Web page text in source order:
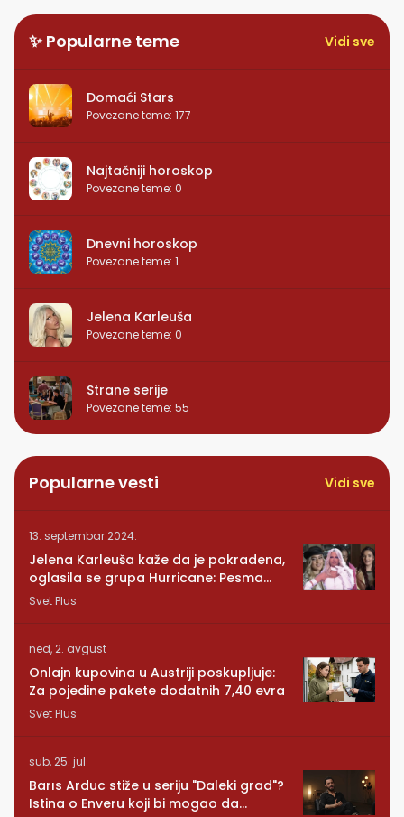
✨ Popularne teme Vidi sve
Domaći Stars
Povezane teme: 177
Najtačniji horoskop
Povezane teme: 0
Dnevni horoskop
Povezane teme: 1
Jelena Karleuša
Povezane teme: 0
Strane serije
Povezane teme: 55
Popularne vesti Vidi sve
13. septembar 2024.
Jelena Karleuša kaže da je pokradena,
oglasila se grupa Hurricane: Pesma
RUNDE je naša!
Svet Plus
ned, 2. avgust
Onlajn kupovina u Austriji poskupljuje:
Za pojedine pakete dodatnih 7,40 evra
Svet Plus
sub, 25. jul
Barıs Arduc stiže u seriju "Daleki grad"?
Istina o Enveru koji bi mogao da